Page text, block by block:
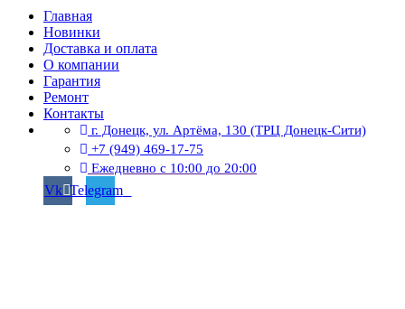
Главная
Новинки
Доставка и оплата
О компании
Гарантия
Ремонт
Контакты
г. Донецк, ул. Артёма, 130 (ТРЦ Донецк-Сити)
+7 (949) 469-17-75
Ежедневно с 10:00 до 20:00
Vk Telegram